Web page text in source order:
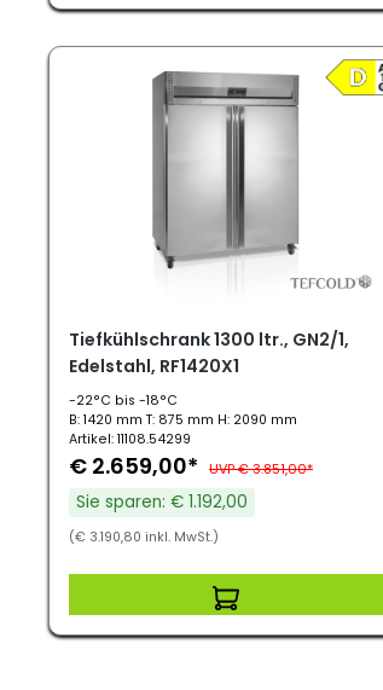
Tiefkühlschrank 1300 ltr., GN2/1,
Edelstahl, RF1420X1
-22°C bis -18°C
B: 1420 mm T: 875 mm H: 2090 mm
Artikel: 11108.54299
€ 2.659,00* UVP € 3.851,00*
Sie sparen: € 1.192,00
(€ 3.190,80 inkl. MwSt.)